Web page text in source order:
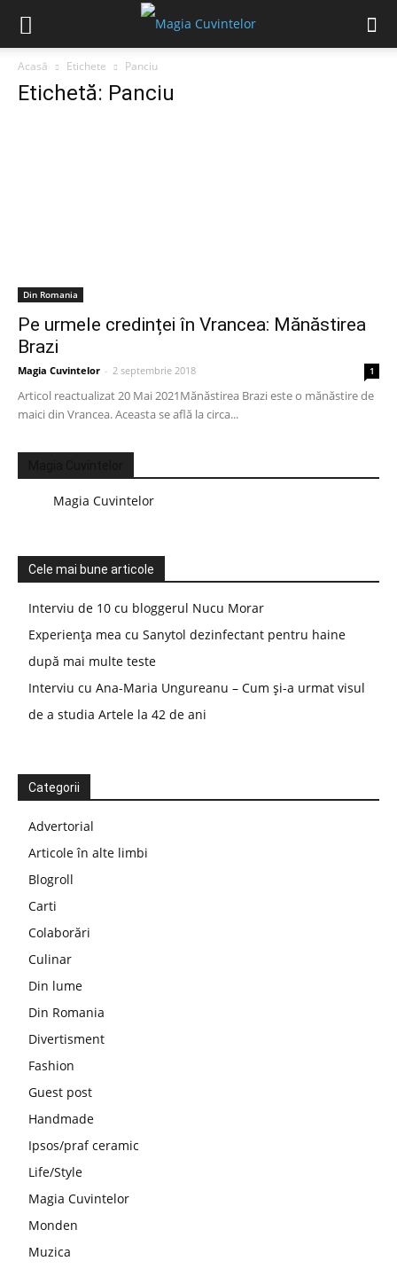
Acasă Etichete Panciu
Etichetă: Panciu
Din Romania
Pe urmele credinței în Vrancea: Mănăstirea
Brazi
Magia Cuvintelor - 2 septembrie 2018 1
Articol reactualizat 20 Mai 2021Mănăstirea Brazi este o mănăstire de
maici din Vrancea. Aceasta se află la circa...
Magia Cuvintelor
Cele mai bune articole
Interviu de 10 cu bloggerul Nucu Morar
Experiența mea cu Sanytol dezinfectant pentru haine
după mai multe teste
Interviu cu Ana-Maria Ungureanu – Cum și-a urmat visul
de a studia Artele la 42 de ani
Categorii
Advertorial
Articole în alte limbi
Blogroll
Carti
Colaborări
Culinar
Din lume
Din Romania
Divertisment
Fashion
Guest post
Handmade
Ipsos/praf ceramic
Life/Style
Magia Cuvintelor
Monden
Muzica